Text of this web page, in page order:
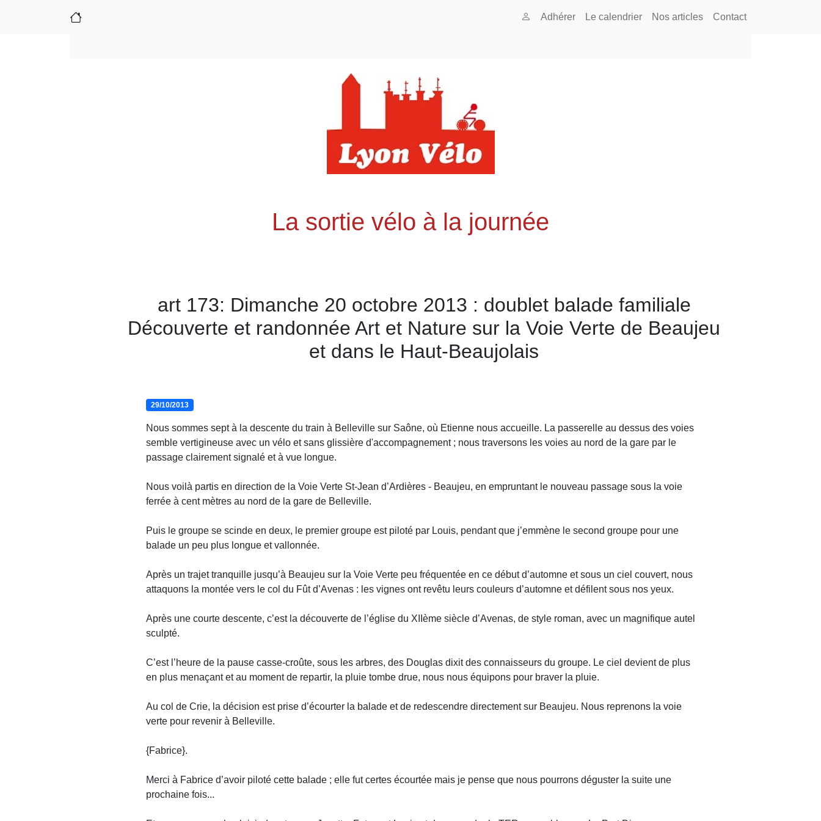
Adhérer Le calendrier Nos articles Contact
La sortie vélo à la journée
art 173: Dimanche 20 octobre 2013 : doublet balade familiale
Découverte et randonnée Art et Nature sur la Voie Verte de Beaujeu
et dans le Haut-Beaujolais
29/10/2013
Nous sommes sept à la descente du train à Belleville sur Saône, où Etienne nous accueille. La passerelle au dessus des voies
semble vertigineuse avec un vélo et sans glissière d'accompagnement ; nous traversons les voies au nord de la gare par le
passage clairement signalé et à vue longue.
Nous voilà partis en direction de la Voie Verte St-Jean d’Ardières - Beaujeu, en empruntant le nouveau passage sous la voie
ferrée à cent mètres au nord de la gare de Belleville.
Puis le groupe se scinde en deux, le premier groupe est piloté par Louis, pendant que j’emmène le second groupe pour une
balade un peu plus longue et vallonnée.
Après un trajet tranquille jusqu’à Beaujeu sur la Voie Verte peu fréquentée en ce début d’automne et sous un ciel couvert, nous
attaquons la montée vers le col du Fût d’Avenas : les vignes ont revêtu leurs couleurs d’automne et défilent sous nos yeux.
Après une courte descente, c’est la découverte de l’église du XIIème siècle d’Avenas, de style roman, avec un magnifique autel
sculpté.
C’est l’heure de la pause casse-croûte, sous les arbres, des Douglas dixit des connaisseurs du groupe. Le ciel devient de plus
en plus menaçant et au moment de repartir, la pluie tombe drue, nous nous équipons pour braver la pluie.
Au col de Crie, la décision est prise d’écourter la balade et de redescendre directement sur Beaujeu. Nous reprenons la voie
verte pour revenir à Belleville.
{Fabrice}.
Merci à Fabrice d’avoir piloté cette balade ; elle fut certes écourtée mais je pense que nous pourrons déguster la suite une
prochaine fois...